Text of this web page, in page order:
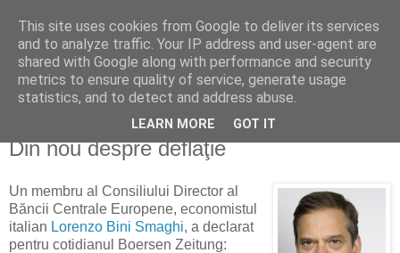
Reflecţii economice
blog de reflecţii, informaţii şi opinii economice
marți, 10 martie 2009
Din nou despre deflaţie
Un membru al Consiliului Director al
Băncii Centrale Europene, economistul
italian Lorenzo Bini Smaghi, a declarat
pentru cotidianul Boersen Zeitung:
This site uses cookies from Google to deliver its services
and to analyze traffic. Your IP address and user-agent are
shared with Google along with performance and security
metrics to ensure quality of service, generate usage
statistics, and to detect and address abuse.
LEARN MORE GOT IT